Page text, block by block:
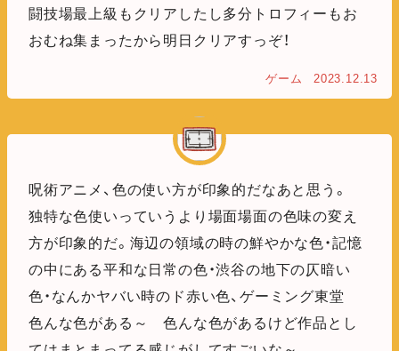
闘技場最上級もクリアしたし多分トロフィーもお
おむね集まったから明日クリアすっぞ！
ゲーム 2023.12.13
呪術アニメ、色の使い方が印象的だなあと思う。
独特な色使いっていうより場面場面の色味の変え
方が印象的だ。海辺の領域の時の鮮やかな色・記憶
の中にある平和な日常の色・渋谷の地下の仄暗い
色・なんかヤバい時のド赤い色、ゲーミング東堂
色んな色がある～ 色んな色があるけど作品とし